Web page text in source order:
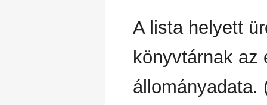
A lista helyett
könyvtárnak az
állományadata.